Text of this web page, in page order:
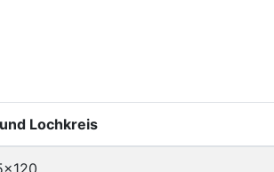
Lochkreis